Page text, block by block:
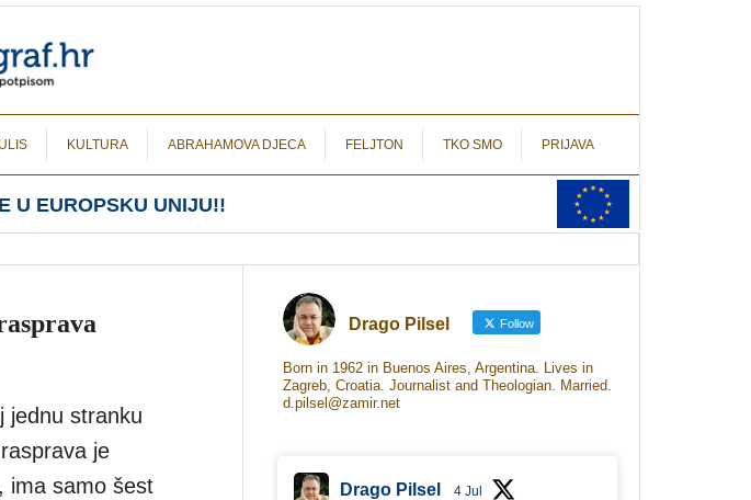
KULTURA ABRAHAMOVA DJECA FELJTON TKO SMO PRIJAVA
U EUROPSKU UNIJU!!
jednu stranku
je
ima samo šest
Drago Pilsel Follow
Born in 1962 in Buenos Aires, Argentina. Lives in
Zagreb, Croatia. Journalist and Theologian. Married.
d.pilsel@zamir.net
Drago Pilsel 4 Jul